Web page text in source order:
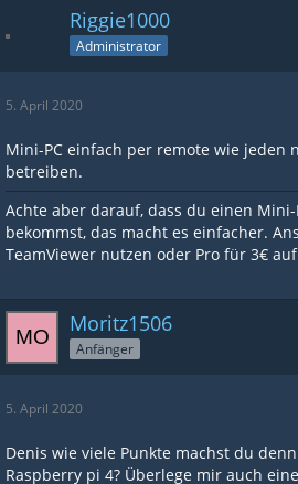
Riggie1000
Administrator
5. April 2020
Mini-PC einfach per remote wie jeden
betreiben.
Achte aber darauf, dass du einen
bekommst, das macht es einfacher.
TeamViewer nutzen oder Pro für 3€
Moritz1506
Anfänger
5. April 2020
Denis wie viele Punkte machst du
Raspberry pi 4? Überlege mir auch